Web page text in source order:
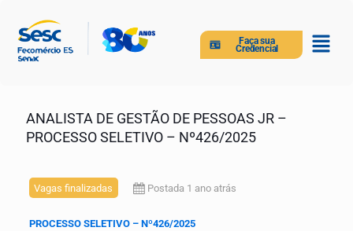
Faça sua
Credencial
ANALISTA DE GESTÃO DE PESSOAS JR –
PROCESSO SELETIVO – Nº426/2025
Vagas finalizadas Postada 1 ano atrás
PROCESSO SELETIVO – Nº426/2025